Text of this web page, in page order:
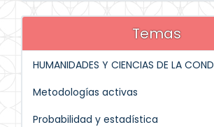
Temas
HUMANIDADES Y CIENCIAS DE LA
Metodologías activas
Probabilidad y estadística